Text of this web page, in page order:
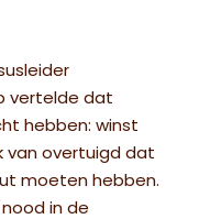
vertelde dat
hebben: winst
van overtuigd dat
moeten hebben.
in de